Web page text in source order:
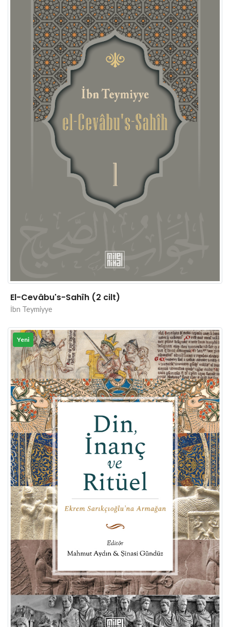
El-Cevâbu's-Sahîh (2 cilt)
İbn Teymiyye
Yeni